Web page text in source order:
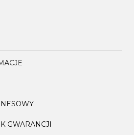
GWARANCJI